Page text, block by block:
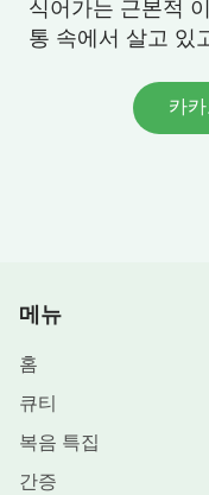
이때, 우 형제님
『너희처
하나님에 의해 온
어떻게 성결해질
서도 예수의 강림
은 일이 있겠느냐?
단계의 과정이 빠
화의 과정은 거치지
식어가는 근본적
통 속에서 살고 있
카
메뉴
홈
큐티
복음 특집
간증